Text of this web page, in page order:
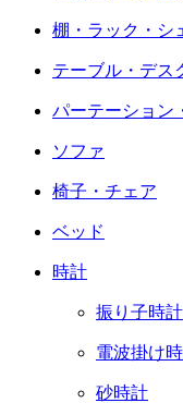
棚・ラック・シ
テーブル・デス
パーテーション
ソファ
椅子・チェア
ベッド
時計
振り子時計
電波掛け
砂時計